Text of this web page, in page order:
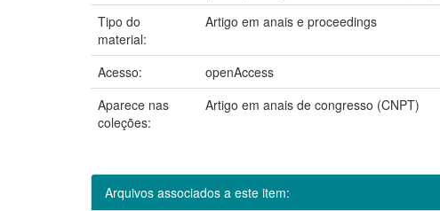
Tipo do
material:
Artigo em anais e proceedings
Acesso:
openAccess
Aparece nas
coleções:
Artigo em anais de congresso (CNPT)
Arquivos associados a este item: